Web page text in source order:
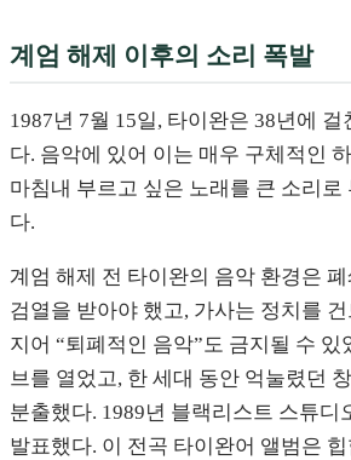
계엄 해제 이후의 소리 폭발
1987년 7월 15일, 타이완은 38년에
다. 음악에 있어 이는 매우 구체적인
마침내 부르고 싶은 노래를 큰 소리로
다.
계엄 해제 전 타이완의 음악 환경은
검열을 받아야 했고, 가사는 정치를
지어 “퇴폐적인 음악”도 금지될 수 있
브를 열었고, 한 세대 동안 억눌렸던
분출했다. 1989년 블랙리스트 스튜디
발표했다. 이 전곡 타이완어 앨범은